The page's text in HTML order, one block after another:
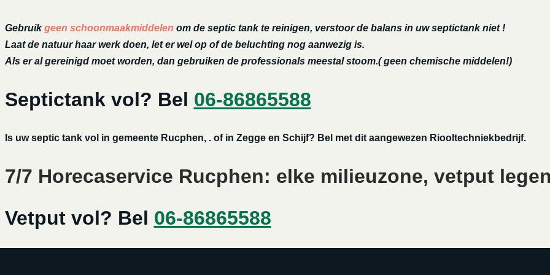
Gebruikgeen schoonmaakmiddelen om de septic tank te reinigen, verstoor de balans in uw septictank niet !
Laat de natuur haar werk doen, let er wel op of de beluchting nog aanwezig is.
Als er al gereinigd moet worden, dan gebruiken de professionals meestal stoom.( geen chemische middelen!)
Septictank vol? Bel 06-86865588
Is uw septic tank vol in gemeente Rucphen, . of in Zegge en Schijf? Bel met dit aangewezen Riooltechniekbedrijf.
7/7 Horecaservice Rucphen: elke milieuzone, vetput
Vetput vol? Bel 06-86865588